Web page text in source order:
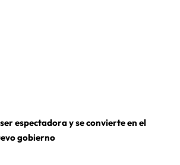
espectadora y se convierte en el
gobierno